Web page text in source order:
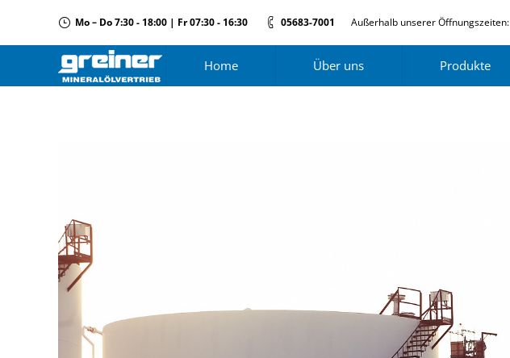
Mo – Do 7:30 - 18:00 | Fr 07:30 - 16:30 05683-7001 Außerhalb unserer Öffnungszeiten:
Home Über uns Produkte